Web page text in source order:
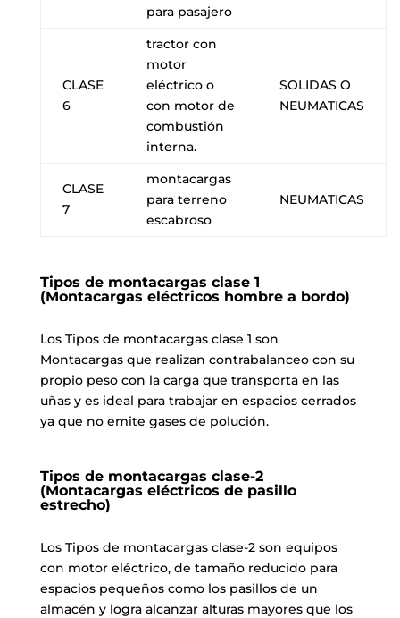
para pasajero
CLASE
6
tractor con
motor
eléctrico o
con motor de
combustión
interna.
SOLIDAS O
NEUMATICAS
CLASE
7
montacargas
para terreno
escabroso
NEUMATICAS
Tipos de montacargas clase 1
(Montacargas eléctricos hombre a bordo)
Los Tipos de montacargas clase 1 son
Montacargas que realizan contrabalanceo con su
propio peso con la carga que transporta en las
uñas y es ideal para trabajar en espacios cerrados
ya que no emite gases de polución.
Tipos de montacargas clase-2
(Montacargas eléctricos de pasillo
estrecho)
Los Tipos de montacargas clase-2 son equipos
con motor eléctrico, de tamaño reducido para
espacios pequeños como los pasillos de un
almacén y logra alcanzar alturas mayores que los